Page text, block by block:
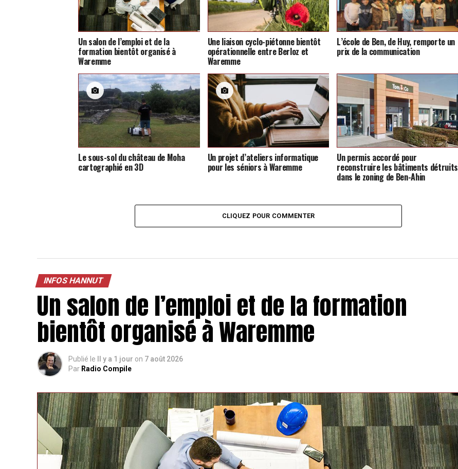
Un salon de l’emploi et de la
formation bientôt organisé à
Waremme
Une liaison cyclo-piétonne bientôt
opérationnelle entre Berloz et
Waremme
L’école de Ben, de Huy, remporte un
prix de la communication
Le sous-sol du château de Moha
cartographié en 3D
Un projet d’ateliers informatique
pour les séniors à Waremme
Un permis accordé pour
reconstruire les bâtiments détruits
dans le zoning de Ben-Ahin
CLIQUEZ POUR COMMENTER
INFOS HANNUT
Un salon de l’emploi et de la formation
bientôt organisé à Waremme
Publié le Il y a 1 jour on 7 août 2026
Par Radio Compile